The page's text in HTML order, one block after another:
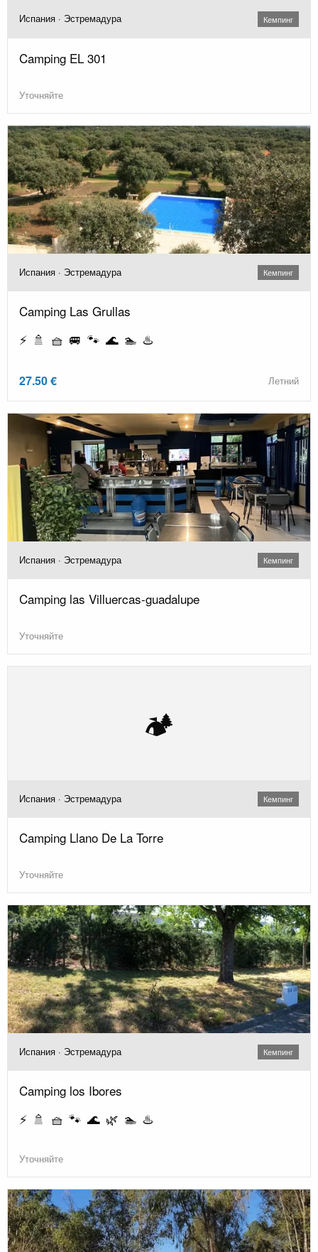
Испания · Эстремадура Кемпинг
Camping EL 301
Уточняйте
Испания · Эстремадура Кемпинг
Camping Las Grullas
⚡ 🚿 🧺 🚐 🐾 🌊 🏊 ♨️
27.50 € Летний
Испания · Эстремадура Кемпинг
Camping las Villuercas-guadalupe
Уточняйте
🏕️
Испания · Эстремадура Кемпинг
Camping Llano De La Torre
Уточняйте
Испания · Эстремадура Кемпинг
Camping los Ibores
⚡ 🚿 🧺 🐾 🌊 🌿 🏊 ♨️
Уточняйте